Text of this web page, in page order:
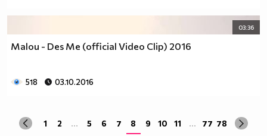
03:36
Malou - Des Me (official Video Clip) 2016
518 03.10.2016
1 2 ... 5 6 7 8 9 10 11 ... 77 78